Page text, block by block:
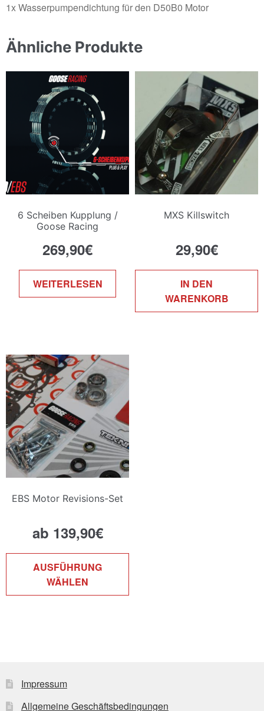
1x Wasserpumpendichtung für den D50B0 Motor
Ähnliche Produkte
6 Scheiben Kupplung /
Goose Racing
269,90€
WEITERLESEN
MXS Killswitch
29,90€
IN DEN
WARENKORB
EBS Motor Revisions-Set
ab 139,90€
AUSFÜHRUNG
WÄHLEN
der
Impressum
Allgemeine Geschäftsbedingungen